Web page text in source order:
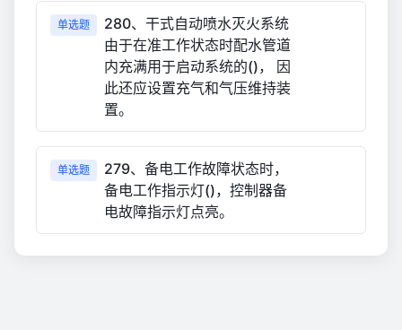
单选题
280、干式自动喷水灭火系统
由于在准工作状态时配水管道
内充满用于启动系统的()， 因
此还应设置充气和气压维持装
置。
单选题
279、备电工作故障状态时，
备电工作指示灯()，控制器备
电故障指示灯点亮。